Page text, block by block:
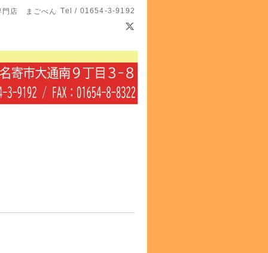
門店 まごべん Tel / 01654-3-9192